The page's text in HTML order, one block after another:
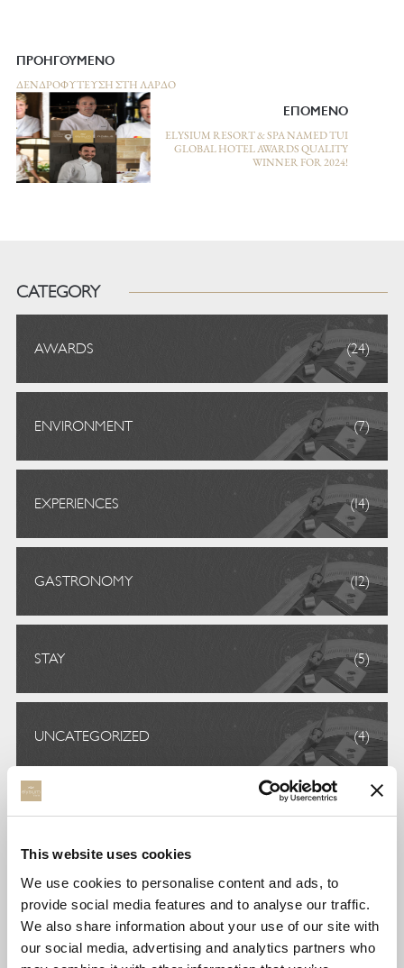
This website uses cookies
We use cookies to personalise content and ads, to
provide social media features and to analyse our traffic.
We also share information about your use of our site with
our social media, advertising and analytics partners who
ΠΡΟΗΓΟΥΜΕΝΟ
ΔΕΝΔΡΟΦΎΤΕΥΣΗ ΣΤΗ ΛΆΡΔΟ
ΕΠΟΜΕΝΟ
ELYSIUM RESORT & SPA NAMED TUI
GLOBAL HOTEL AWARDS QUALITY
WINNER FOR 2024!
CATEGORY
AWARDS (24)
ENVIRONMENT (7)
EXPERIENCES (14)
GASTRONOMY (12)
STAY (5)
UNCATEGORIZED (4)
VOLUNTEERISM (4)
ΕΘΕΛΟΝΤΙΣΜΌΣ